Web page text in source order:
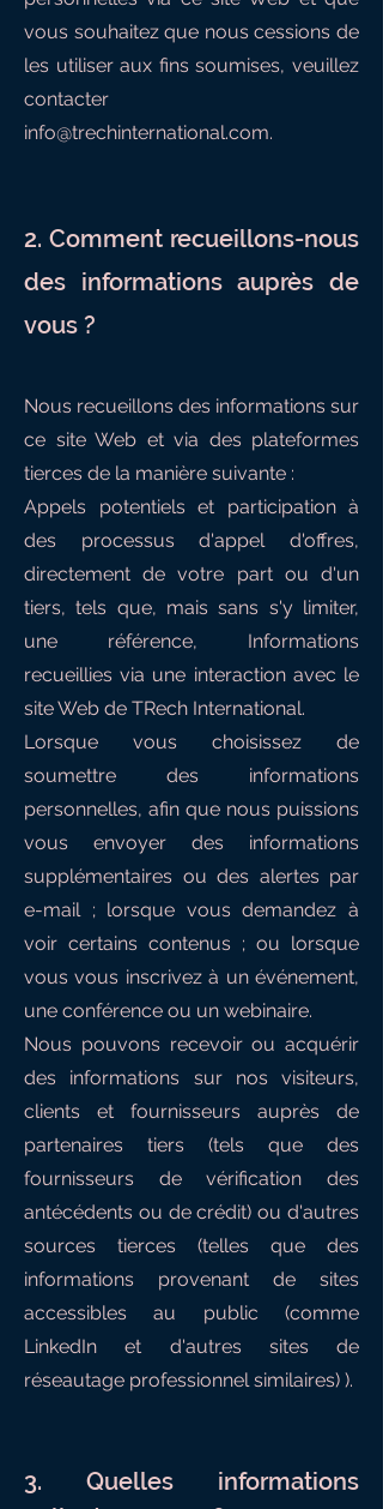
vous souhaitez que nous cessions de
les utiliser aux fins soumises, veuillez
contacter
info@trechinternational.com.
2. Comment recueillons-nous
des informations auprès de
vous ?
Nous recueillons des informations sur
ce site Web et via des plateformes
tierces de la manière suivante :
Appels potentiels et participation à
des processus d'appel d'offres,
directement de votre part ou d'un
tiers, tels que, mais sans s'y limiter,
une référence, Informations
recueillies via une interaction avec le
site Web de TRech International.
Lorsque vous choisissez de
soumettre des informations
personnelles, afin que nous puissions
vous envoyer des informations
supplémentaires ou des alertes par
e-mail ; lorsque vous demandez à
voir certains contenus ; ou lorsque
vous vous inscrivez à un événement,
une conférence ou un webinaire.
Nous pouvons recevoir ou acquérir
des informations sur nos visiteurs,
clients et fournisseurs auprès de
partenaires tiers (tels que des
fournisseurs de vérification des
antécédents ou de crédit) ou d'autres
sources tierces (telles que des
informations provenant de sites
accessibles au public (comme
LinkedIn et d'autres sites de
réseautage professionnel similaires) ).
3. Quelles informations